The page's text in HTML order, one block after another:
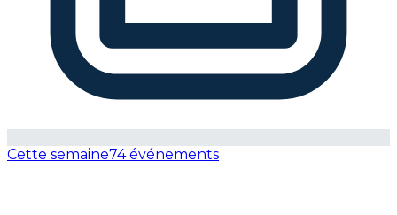
Cette semaine74 événements